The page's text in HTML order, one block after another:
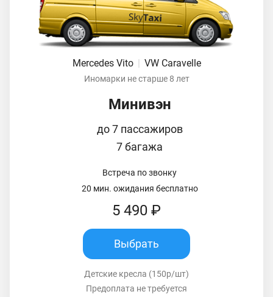
Mercedes Vito | VW Caravelle
Иномарки не старше 8 лет
Минивэн
до 7 пассажиров
7 багажа
Встреча по звонку
20 мин. ожидания бесплатно
5 490 ₽
Выбрать
Детские кресла (150р/шт)
Предоплата не требуется